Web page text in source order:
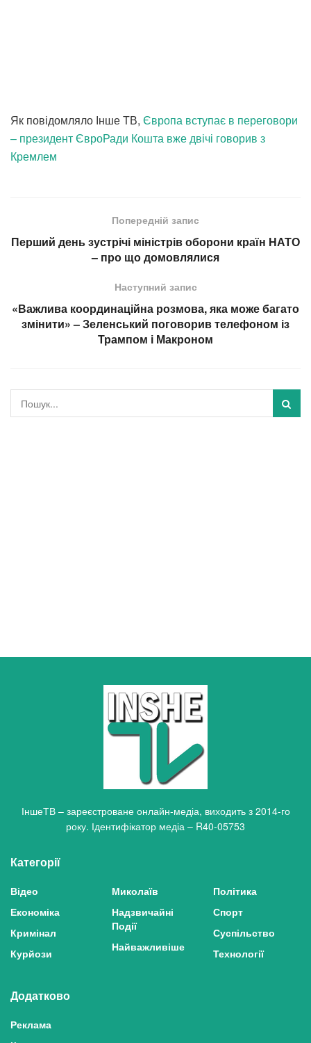
Як повідомляло Інше ТВ, Європа вступає в переговори
– президент ЄвроРади Кошта вже двічі говорив з
Кремлем
Попередній запис
Перший день зустрічі міністрів оборони країн НАТО
– про що домовлялися
Наступний запис
«Важлива координаційна розмова, яка може багато
змінити» – Зеленський поговорив телефоном із
Трампом і Макроном
ІншеТВ – зареєстроване онлайн-медіа, виходить з 2014-го
року. Ідентифікатор медіа – R40-05753
Категорії
Відео
Економіка
Кримінал
Курйози
Миколаїв
Надзвичайні
Події
Найважливіше
Політика
Спорт
Суспільство
Технології
Додатково
Реклама